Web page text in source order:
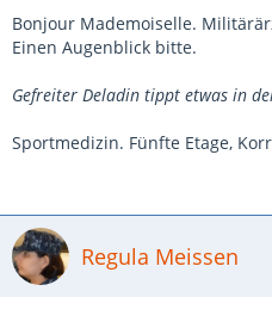
Bonjour Mademoiselle.
Einen Augenblick bitte.
Gefreiter Deladin tippt etwas in
Sportmedizin. Fünfte Etage,
Regula Meissen